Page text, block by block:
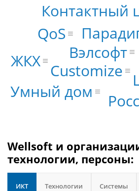
Вэлсофт
Customize
Контактный
Умный дом
QoS
ЖКХ
Wellsoft и
технологии, персоны:
ИКТ Технологии Системы